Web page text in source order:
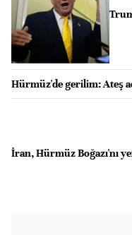
Hürmüz'de gerilim: Ateş
İran, Hürmüz Boğazı'nı